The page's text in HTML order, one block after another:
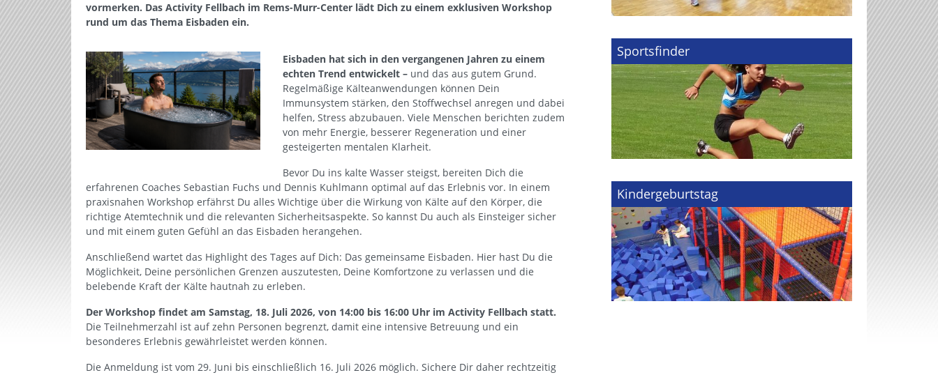
vormerken. Das Activity Fellbach im Rems-Murr-Center lädt Dich zu einem exklusiven Workshop
rund um das Thema Eisbaden ein.
Eisbaden hat sich in den vergangenen Jahren zu einem
echten Trend entwickelt – und das aus gutem Grund.
Regelmäßige Kälteanwendungen können Dein
Immunsystem stärken, den Stoffwechsel anregen und dabei
helfen, Stress abzubauen. Viele Menschen berichten zudem
von mehr Energie, besserer Regeneration und einer
gesteigerten mentalen Klarheit.
Bevor Du ins kalte Wasser steigst, bereiten Dich die
erfahrenen Coaches Sebastian Fuchs und Dennis Kuhlmann optimal auf das Erlebnis vor. In einem
praxisnahen Workshop erfährst Du alles Wichtige über die Wirkung von Kälte auf den Körper, die
richtige Atemtechnik und die relevanten Sicherheitsaspekte. So kannst Du auch als Einsteiger sicher
und mit einem guten Gefühl an das Eisbaden herangehen.
Anschließend wartet das Highlight des Tages auf Dich: Das gemeinsame Eisbaden. Hier hast Du die
Möglichkeit, Deine persönlichen Grenzen auszutesten, Deine Komfortzone zu verlassen und die
belebende Kraft der Kälte hautnah zu erleben.
Der Workshop findet am Samstag, 18. Juli 2026, von 14:00 bis 16:00 Uhr im Activity Fellbach statt.
Die Teilnehmerzahl ist auf zehn Personen begrenzt, damit eine intensive Betreuung und ein
besonderes Erlebnis gewährleistet werden können.
Die Anmeldung ist vom 29. Juni bis einschließlich 16. Juli 2026 möglich. Sichere Dir daher rechtzeitig
Sportsfinder
Kindergeburtstag